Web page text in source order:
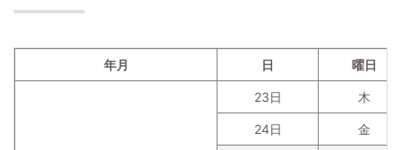
年月 日 曜日
23日 木
24日 金